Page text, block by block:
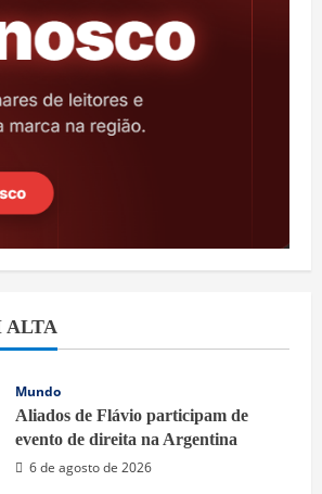
ALTA
Mundo
Aliados de Flávio participam de
evento de direita na Argentina
6 de agosto de 2026